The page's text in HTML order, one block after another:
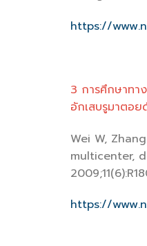
https://
3 การศึกษาทา
อักเสบรูมาตอย
Wei W,
multicenter,
https://